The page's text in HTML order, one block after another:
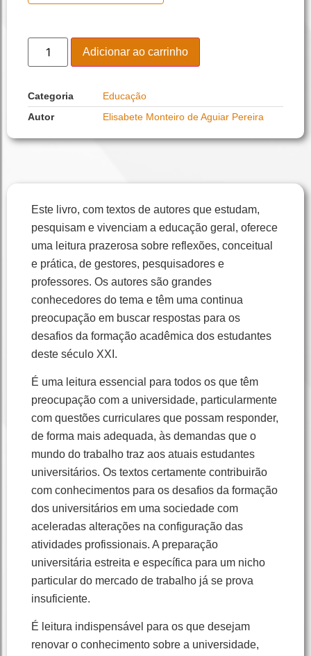
Adicionar ao carrinho
Categoria
Educação
Autor
Elisabete Monteiro de Aguiar Pereira
Este livro, com textos de autores que estudam,
pesquisam e vivenciam a educação geral, oferece
uma leitura prazerosa sobre reflexões, conceitual
e prática, de gestores, pesquisadores e
professores. Os autores são grandes
conhecedores do tema e têm uma continua
preocupação em buscar respostas para os
desafios da formação acadêmica dos estudantes
deste século XXI.
É uma leitura essencial para todos os que têm
preocupação com a universidade, particularmente
com questões curriculares que possam responder,
de forma mais adequada, às demandas que o
mundo do trabalho traz aos atuais estudantes
universitários. Os textos certamente contribuirão
com conhecimentos para os desafios da formação
dos universitários em uma sociedade com
aceleradas alterações na configuração das
atividades profissionais. A preparação
universitária estreita e específica para um nicho
particular do mercado de trabalho já se prova
insuficiente.
É leitura indispensável para os que desejam
renovar o conhecimento sobre a universidade,